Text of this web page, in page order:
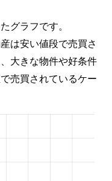
グラフです。
は安い値段で売買さ
大きな物件や好条件
売買されているケー